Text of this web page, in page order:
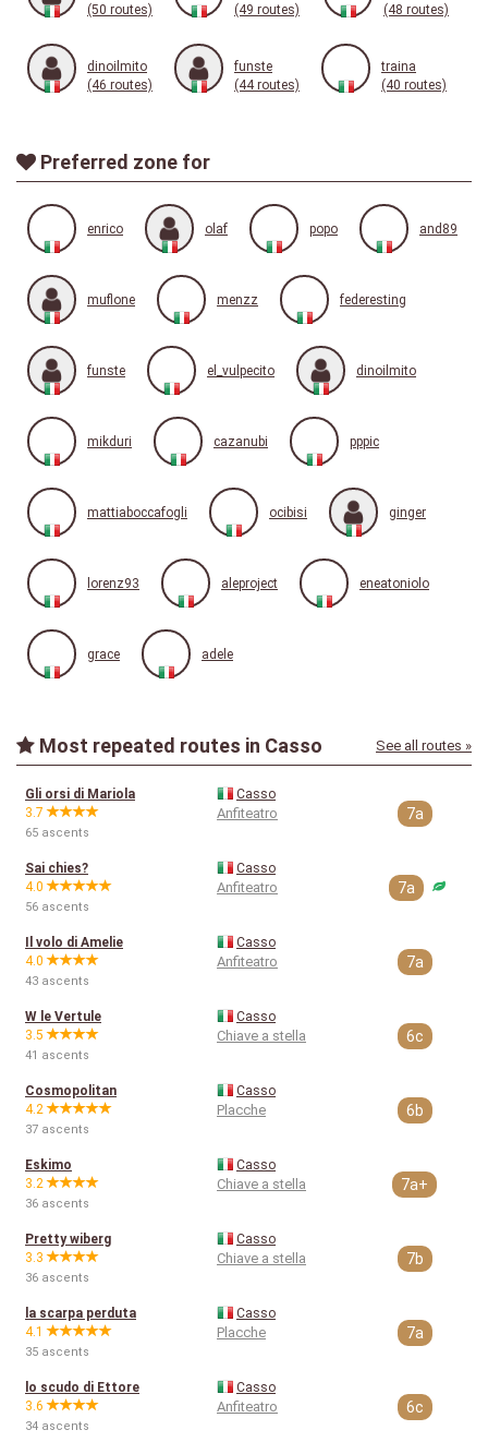
(50 routes) (49 routes) (48 routes)
dinoilmito
(46 routes)
funste
(44 routes)
traina
(40 routes)
Preferred zone for
enrico olaf popo and89
muflone menzz federesting
funste el_vulpecito dinoilmito
mikduri cazanubi pppic
mattiaboccafogli ocibisi ginger
lorenz93 aleproject eneatoniolo
grace adele
Most repeated routes in Casso See all routes »
Gli orsi di Mariola
3.7
65 ascents
Casso
Anfiteatro 7a
Sai chies?
4.0
56 ascents
Casso
Anfiteatro 7a
Il volo di Amelie
4.0
43 ascents
Casso
Anfiteatro 7a
W le Vertule
3.5
41 ascents
Casso
Chiave a stella 6c
Cosmopolitan
4.2
37 ascents
Casso
Placche 6b
Eskimo
3.2
36 ascents
Casso
Chiave a stella 7a+
Pretty wiberg
3.3
36 ascents
Casso
Chiave a stella 7b
la scarpa perduta
4.1
35 ascents
Casso
Placche 7a
lo scudo di Ettore
3.6
34 ascents
Casso
Anfiteatro 6c